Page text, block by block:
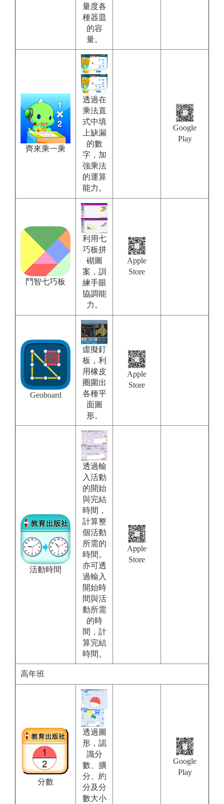
量度各
種器皿
的容
量。
齊來乘一乘
透過在
乘法直
式中填
上缺漏
的數
字，加
強乘法
的運算
能力。
Google
Play
鬥智七巧板
利用七
巧板拼
砌圖
案，訓
練手眼
協調能
力。
Apple
Store
Geoboard
虛擬釘
板，利
用橡皮
圈圍出
各種平
面圖
形。
Apple
Store
活動時間
透過輸
入活動
的開始
與完結
時間，
計算整
個活動
所需的
時間。
亦可透
過輸入
開始時
間與活
動所需
的時
間，計
算完結
時間。
Apple
Store
高年班
分數
透過圖
形，認
識分
數、擴
分、約
分及分
數大小
Google
Play